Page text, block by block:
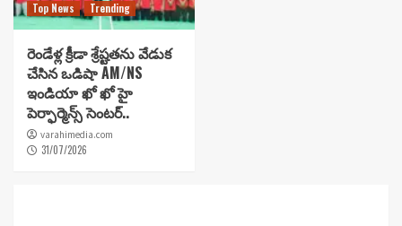
Top News
Trending
రెండేళ్ల క్రీడా శ్రేష్టతను వేడుక
చేసిన ఒడిషా AM/NS
ఇండియా ఖో ఖో హై
పెర్ఫార్మెన్స్ సెంటర్..
varahimedia.com
31/07/2026